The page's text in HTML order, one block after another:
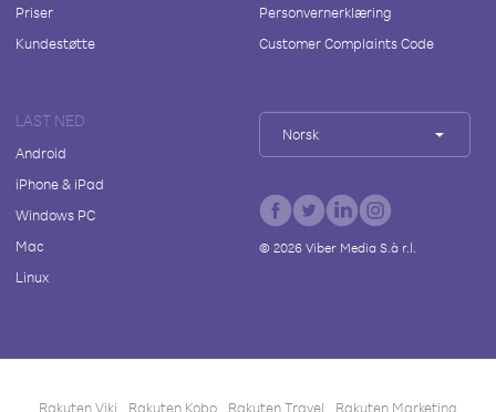
Priser
Kundestøtte
Personvernerklæring
Customer Complaints Code
LAST NED
Android
iPhone & iPad
Windows PC
Mac
Linux
Norsk
© 2026Viber Media S.à r.l.
Rakuten Viki Rakuten Kobo Rakuten Travel Rakuten Marketing